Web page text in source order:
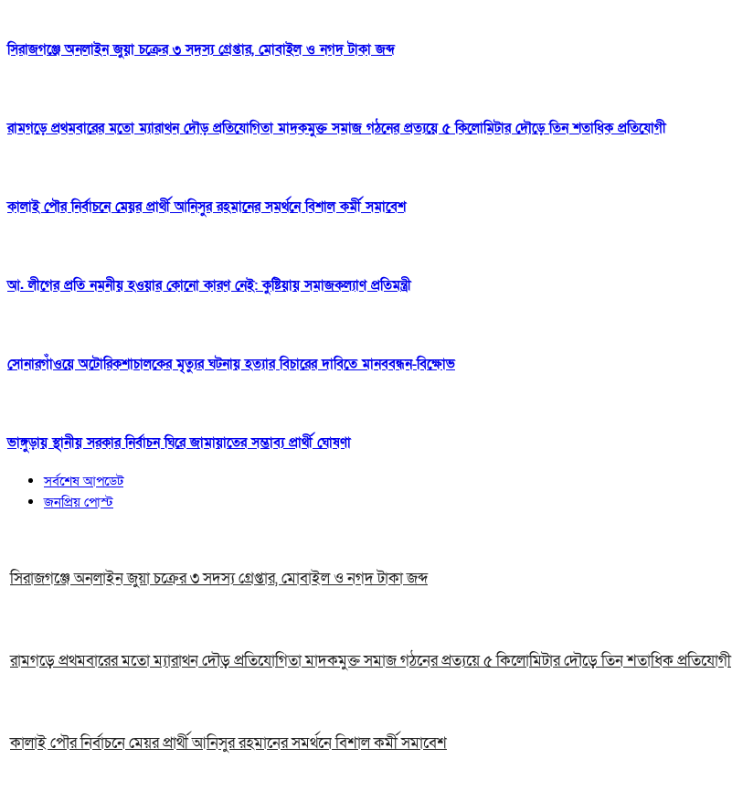
সিরাজগঞ্জে অনলাইন জুয়া চক্রের ৩ সদস্য গ্রেপ্তার, মোবাইল ও নগদ টাকা জব্দ
রামগড়ে প্রথমবারের মতো ম্যারাথন দৌড় প্রতিযোগিতা মাদকমুক্ত সমাজ গঠনের প্রত্যয়ে ৫ কিলোমিটার দৌড়ে তিন শতাধিক প্রতিযোগী
কালাই পৌর নির্বাচনে মেয়র প্রার্থী আনিসুর রহমানের সমর্থনে বিশাল কর্মী সমাবেশ
আ. লীগের প্রতি নমনীয় হওয়ার কোনো কারণ নেই: কুষ্টিয়ায় সমাজকল্যাণ প্রতিমন্ত্রী
সোনারগাঁওয়ে অটোরিকশাচালকের মৃত্যুর ঘটনায় হত্যার বিচারের দাবিতে মানববন্ধন-বিক্ষোভ
ভাঙ্গুড়ায় স্থানীয় সরকার নির্বাচন ঘিরে জামায়াতের সম্ভাব্য প্রার্থী ঘোষণা
সর্বশেষ আপডেট
জনপ্রিয় পোস্ট
সিরাজগঞ্জে অনলাইন জুয়া চক্রের ৩ সদস্য গ্রেপ্তার, মোবাইল ও নগদ টাকা জব্দ
রামগড়ে প্রথমবারের মতো ম্যারাথন দৌড় প্রতিযোগিতা মাদকমুক্ত সমাজ গঠনের প্রত্যয়ে ৫ কিলোমিটার দৌড়ে তিন শতাধিক প্রতিযোগী
কালাই পৌর নির্বাচনে মেয়র প্রার্থী আনিসুর রহমানের সমর্থনে বিশাল কর্মী সমাবেশ